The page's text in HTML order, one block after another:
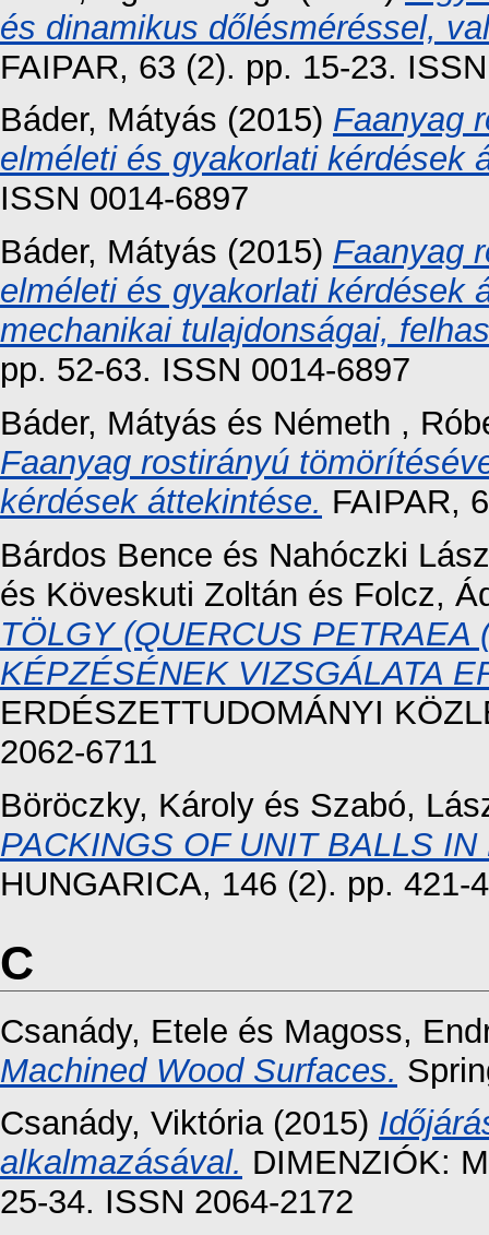
és dinamikus dőlésméréssel,
FAIPAR, 63 (2). pp. 15-23.
Báder, Mátyás (2015) Faanyag
elméleti és gyakorlati kérdések
ISSN 0014-6897
Báder, Mátyás (2015) Faanyag
elméleti és gyakorlati kérdések
mechanikai tulajdonságai,
pp. 52-63. ISSN 0014-6897
Báder, Mátyás és Németh ,
Faanyag rostirányú
kérdések áttekintése. FAIPAR,
Bárdos Bence és Nahóczki
és Köveskuti Zoltán és Folcz,
TÖLGY (QUERCUS
KÉPZÉSÉNEK VIZSGÁLATA
ERDÉSZETTUDOMÁNYI
2062-6711
Böröczky, Károly és Szabó,
PACKINGS OF UNIT BALLS IN
HUNGARICA, 146 (2). pp. 421-
C
Csanády, Etele és Magoss,
Machined Wood Surfaces.
Csanády, Viktória(2015)
alkalmazásával. DIMENZIÓK:
25-34. ISSN 2064-2172